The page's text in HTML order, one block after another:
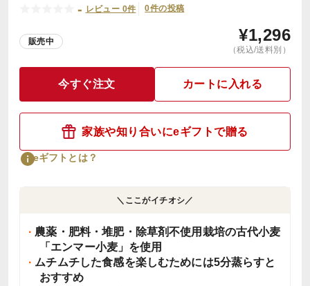
- レビュー 0件 0件の投稿
販売中 ¥1,296
（税込/送料別）
今すぐ注文 カートに入れる
家族や知り合いにeギフトで贈る
eギフトとは？
＼ここがイチオシ／
農薬・肥料・堆肥・除草剤不使用栽培の古代小麦
「エンマー小麦」を使用
ムチムチした食感を楽しむためには5分蒸らすと
おすすめ